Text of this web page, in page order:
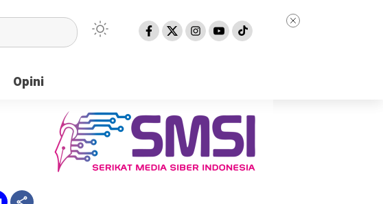
Opini
Opini